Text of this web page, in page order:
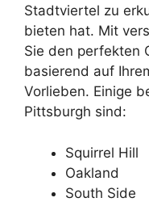
Stadtviertel zu
bieten hat. Mit
Sie den perfekten
basierend auf
Vorlieben. Einige
Pittsburgh sind:
Squirrel Hill
Oakland
South Side